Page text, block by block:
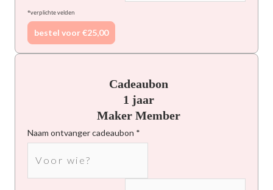
*verplichte velden
bestel voor €25,00
Cadeaubon
1 jaar
Maker Member
Naam ontvanger cadeaubon